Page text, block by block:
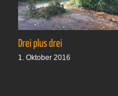
Drei plus drei
1. Oktober 2016